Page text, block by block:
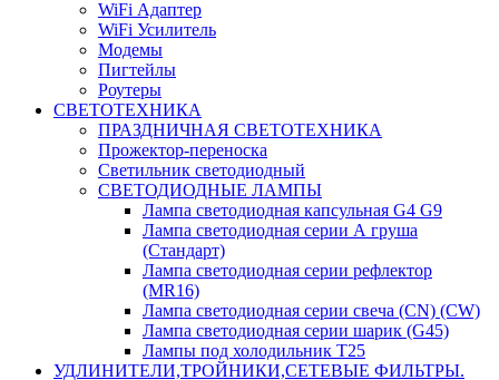
WiFi Адаптер
WiFi Усилитель
Модемы
Пигтейлы
Роутеры
СВЕТОТЕХНИКА
ПРАЗДНИЧНАЯ СВЕТОТЕХНИКА
Прожектор-переноска
Светильник светодиодный
СВЕТОДИОДНЫЕ ЛАМПЫ
Лампа светодиодная капсульная G4 G9
Лампа светодиодная серии А груша
(Стандарт)
Лампа светодиодная серии рефлектор
(MR16)
Лампа светодиодная серии свеча (CN) (CW)
Лампа светодиодная серии шарик (G45)
Лампы под холодильник T25
УДЛИНИТЕЛИ,ТРОЙНИКИ,СЕТЕВЫЕ ФИЛЬТРЫ.